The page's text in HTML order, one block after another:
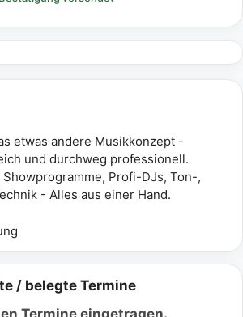
etwas andere Musikkonzept -
und durchweg professionell.
Profi-DJs, Ton-,
- Alles aus einer Hand.
/ belegte Termine
Termine eingetragen.